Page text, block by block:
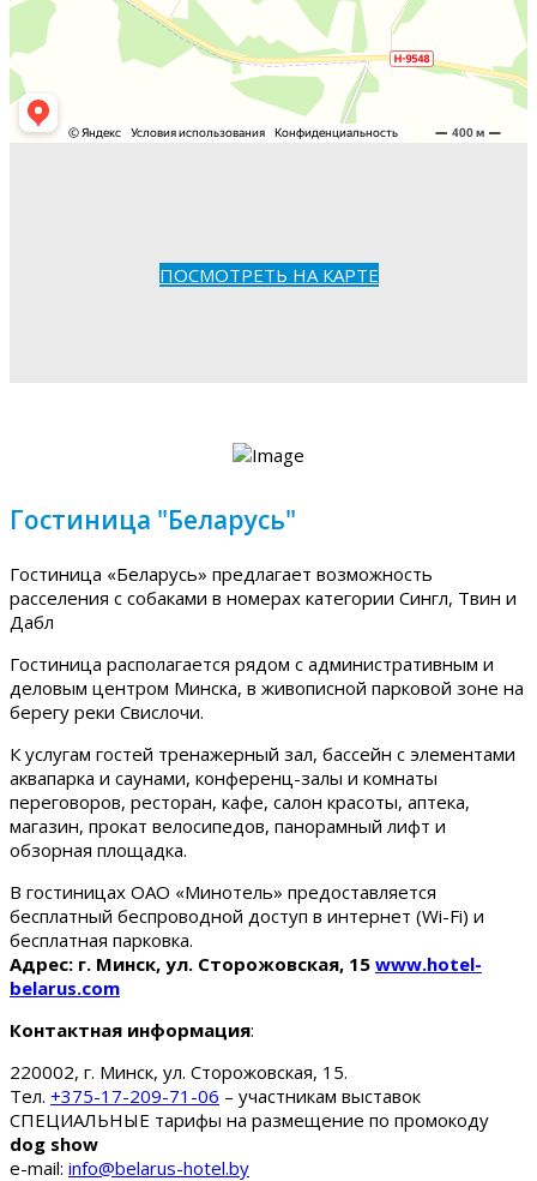
ПОСМОТРЕТЬ НА КАРТЕ
Гостиница "Беларусь"
Гостиница «Беларусь» предлагает возможность
расселения с собаками в номерах категории Сингл, Твин и
Дабл
Гостиница располагается рядом с административным и
деловым центром Минска, в живописной парковой зоне на
берегу реки Свислочи.
К услугам гостей тренажерный зал, бассейн с элементами
аквапарка и саунами, конференц-залы и комнаты
переговоров, ресторан, кафе, салон красоты, аптека,
магазин, прокат велосипедов, панорамный лифт и
обзорная площадка.
В гостиницах ОАО «Минотель» предоставляется
бесплатный беспроводной доступ в интернет (Wi-Fi) и
бесплатная парковка.
Адрес: г. Минск, ул. Сторожовская, 15 www.hotel-
belarus.com
Контактная информация:
220002, г. Минск, ул. Сторожовская, 15.
Тел. +375-17-209-71-06 – участникам выставок
СПЕЦИАЛЬНЫЕ тарифы на размещение по промокоду
dog show
e-mail: info@belarus-hotel.by